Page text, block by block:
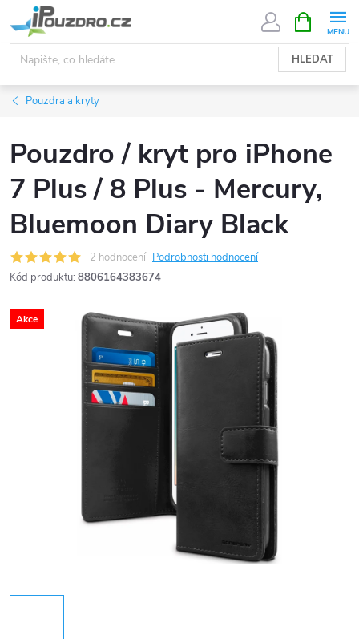
na
obsah
HLEDAT
NÁKUPNÍ
KOŠÍK
Pouzdra a kryty
Pouzdro / kryt pro iPhone
7 Plus / 8 Plus - Mercury,
Bluemoon Diary Black
2 hodnocení Podrobnosti hodnocení
Kód produktu: 8806164383674
Akce